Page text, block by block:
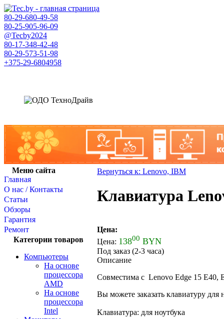
80-29-680-49-58
80-25-905-96-09
@Tecby2024
80-17-348-42-48
80-29-573-51-98
+375-29-6804958
Меню сайта
Главная
О нас / Контакты
Статьи
Обзоры
Гарантия
Ремонт
Категории товаров
Компьютеры
На основе
процессора
AMD
На основе
процессора
Intel
Вернуться к: Lenovo, IBM
Клавиатура
Цена:
Цена: 13800 BYN
Под заказ (2-3 часа)
Описание
Совместима с Lenovo Edge 15 E40,
Вы можете заказать клавиатуру
Клавиатура: для ноутбука